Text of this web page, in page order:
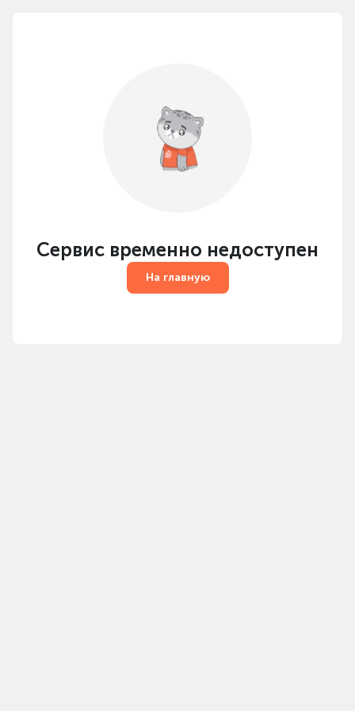
Сервис временно недоступен
На главную